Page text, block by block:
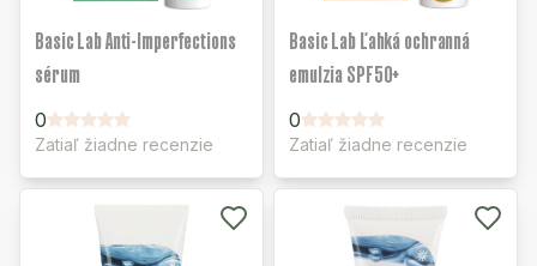
Basic Lab Anti-Imperfections
sérum
0
Zatiaľ žiadne recenzie
Basic Lab Ľahká ochranná
emulzia SPF50+
0
Zatiaľ žiadne recenzie